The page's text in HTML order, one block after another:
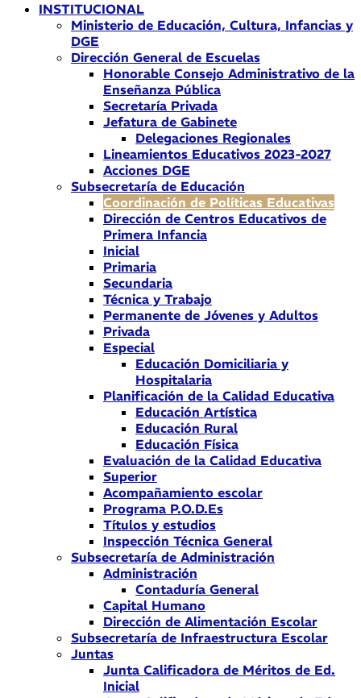
INSTITUCIONAL
Ministerio de Educación, Cultura, Infancias y
DGE
Dirección General de Escuelas
Honorable Consejo Administrativo de la
Enseñanza Pública
Secretaría Privada
Jefatura de Gabinete
Delegaciones Regionales
Lineamientos Educativos 2023-2027
Acciones DGE
Subsecretaría de Educación
Coordinación de Políticas Educativas
Dirección de Centros Educativos de
Primera Infancia
Inicial
Primaria
Secundaria
Técnica y Trabajo
Permanente de Jóvenes y Adultos
Privada
Especial
Educación Domiciliaria y
Hospitalaria
Planificación de la Calidad Educativa
Educación Artística
Educación Rural
Educación Física
Evaluación de la Calidad Educativa
Superior
Acompañamiento escolar
Programa P.O.D.Es
Títulos y estudios
Inspección Técnica General
Subsecretaría de Administración
Administración
Contaduría General
Capital Humano
Dirección de Alimentación Escolar
Subsecretaría de Infraestructura Escolar
Juntas
Junta Calificadora de Méritos de Ed.
Inicial